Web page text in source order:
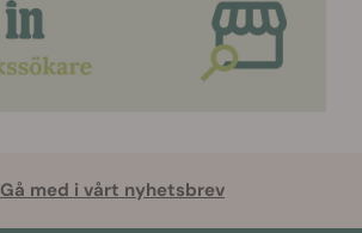
Gå med i vårt nyhetsbrev